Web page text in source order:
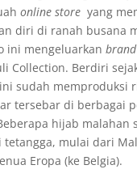
online store yang
diri di ranah busana
ini mengeluarkan brand
Collection. Berdiri
sudah memproduksi
tersebar di berbagai
hijab malahan
tetangga, mulai dari
Eropa (ke Belgia).